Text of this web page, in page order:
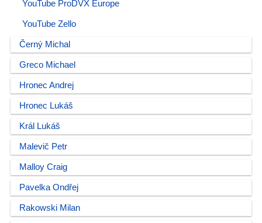
YouTube ProDVX Europe
YouTube Zello
Černý Michal
Greco Michael
Hronec Andrej
Hronec Lukáš
Král Lukáš
Malevič Petr
Malloy Craig
Pavelka Ondřej
Rakowski Milan